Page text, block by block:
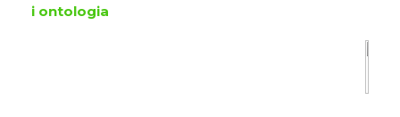
i ontologia